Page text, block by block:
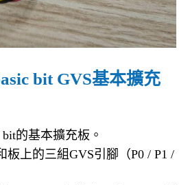
bit GVS基本擴充
的基本擴充板。
板上的三組GVS引腳（P0 / P1 /